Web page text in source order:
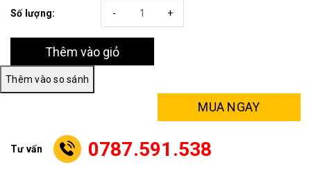
Số lượng: +
-
Thêm vào giỏ
MUA NGAY
Tư vấn 0787.591.538